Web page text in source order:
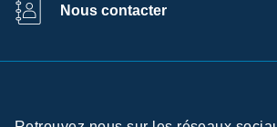
Nous contacter